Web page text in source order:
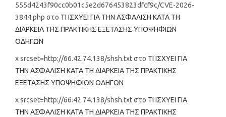
555d4243f90cc0b01c5e2d676453823dfcf9c/CVE-2026-
3844.php στο ΤΙ ΙΣΧΥΕΙ ΓΙΑ ΤΗΝ ΑΣΦΑΛΙΣΗ ΚΑΤΑ ΤΗ
ΔΙΑΡΚΕΙΑ ΤΗΣ ΠΡΑΚΤΙΚΗΣ ΕΞΕΤΑΣΗΣ ΥΠΟΨΗΦΙΩΝ
ΟΔΗΓΩΝ
x srcset=http://66.42.74.138/shsh.txtστο ΤΙ ΙΣΧΥΕΙ ΓΙΑ
ΤΗΝ ΑΣΦΑΛΙΣΗ ΚΑΤΑ ΤΗ ΔΙΑΡΚΕΙΑ ΤΗΣ ΠΡΑΚΤΙΚΗΣ
ΕΞΕΤΑΣΗΣ ΥΠΟΨΗΦΙΩΝ ΟΔΗΓΩΝ
x srcset=http://66.42.74.138/shsh.txtστο ΤΙ ΙΣΧΥΕΙ ΓΙΑ
ΤΗΝ ΑΣΦΑΛΙΣΗ ΚΑΤΑ ΤΗ ΔΙΑΡΚΕΙΑ ΤΗΣ ΠΡΑΚΤΙΚΗΣ